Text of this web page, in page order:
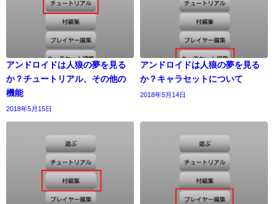
アンドロイドは人狼の夢を見る
か？チュートリアル、その他の
機能
2018年5月15日
アンドロイドは人狼の夢を見る
か？キャラセットについて
2018年5月14日